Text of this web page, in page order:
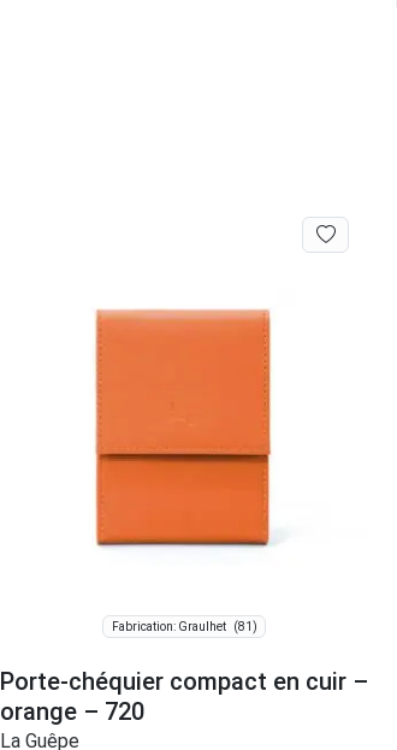
Fabrication: Graulhet (81)
Porte-chéquier compact en cuir –
orange – 720
La Guêpe